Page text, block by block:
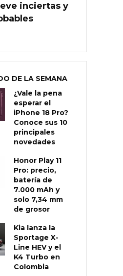
inciertas y
DE LA SEMANA
¿Vale la pena
esperar el
iPhone 18 Pro?
Conoce sus 10
principales
novedades
Honor Play 11
Pro: precio,
batería de
7.000 mAh y
solo 7,34 mm
de grosor
Kia lanza la
Sportage X-
Line HEV y el
K4 Turbo en
Colombia